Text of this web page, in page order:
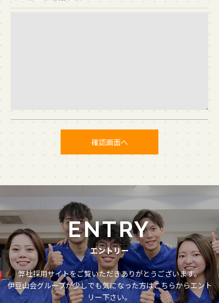
ENTRY
エントリー
弊社採用サイトをご覧いただきありがとうございます。
伊豆山会グループが少しでも気になった方はこちらからエント
リー下さい。